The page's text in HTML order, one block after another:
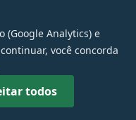
(Google Analytics) e
você concorda
todos